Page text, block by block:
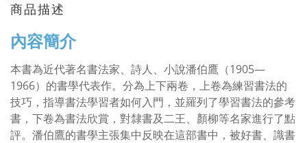
商品描述
內容簡介
本書為近代著名書法家、詩人、小說潘伯鷹（1905—
1966）的書學代表作。分為上下兩卷，上卷為練習書法的
技巧，指導書法學習者如何入門，並羅列了學習書法的參考
書，下卷為書法欣賞，對隸書及二王、顏柳等名家進行了點
評。潘伯鷹的書學主張集中反映在這部書中，被好書、識書